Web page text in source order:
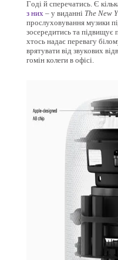
Годі й сперечатись. Є
з них– у виданні The New
прослуховування музики
зосередитись та підвищує
хтось надає перевагу
врятувати від звукових
гомін колеги в офісі.